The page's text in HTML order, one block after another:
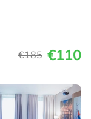
€185 €110